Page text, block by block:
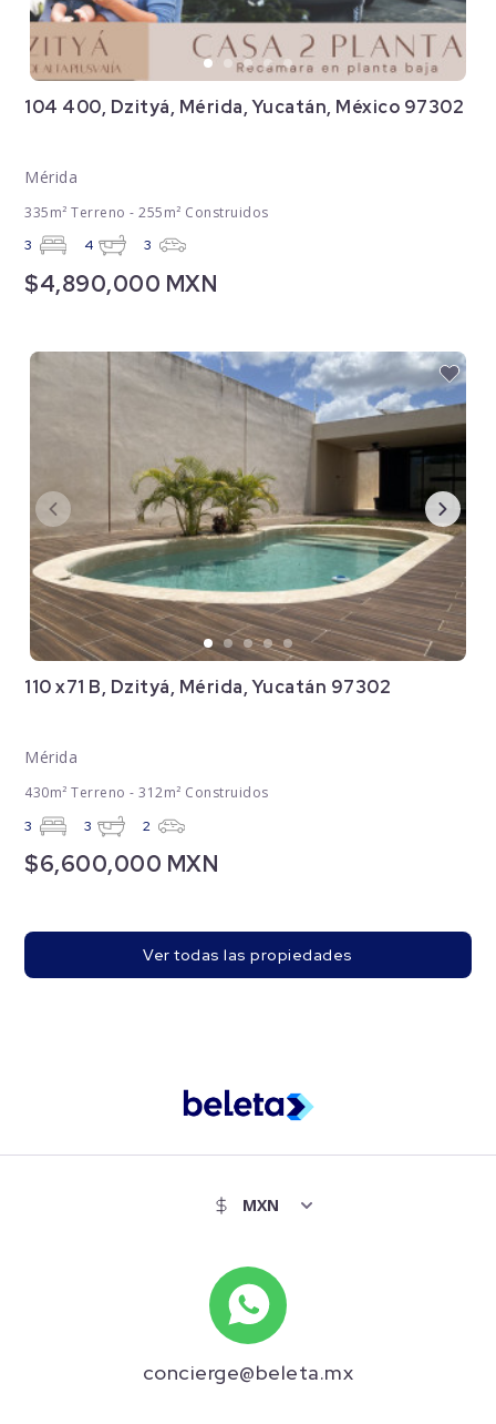
104 400, Dzityá, Mérida, Yucatán, México 97302
Mérida
335m² Terreno - 255m² Construidos
3 4 3
$4,890,000 MXN
110 x71 B, Dzityá, Mérida, Yucatán 97302
Mérida
430m² Terreno - 312m² Construidos
3 3 2
$6,600,000 MXN
Ver todas las propiedades
concierge@beleta.mx